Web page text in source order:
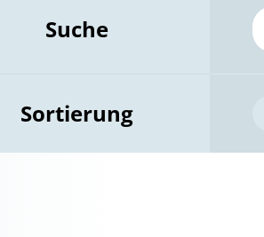
Suche
Sortierung